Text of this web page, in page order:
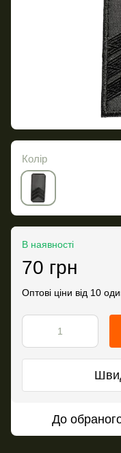
Колір
В наявності
70 грн
Оптові ціни від 10
До